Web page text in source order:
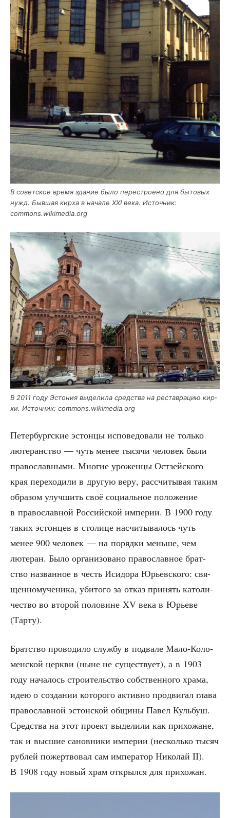
В совет­ское вре­мя зда­ние было пере­стро­е­но для быто­вых
нужд. Быв­шая кир­ха в нача­ле XXI века. Источ­ник:
commons.wikimedia.org
В 2011 году Эсто­ния выде­ли­ла сред­ства на рестав­ра­цию кир­
хи. Источ­ник: commons.wikimedia.org
Петер­бург­ские эстон­цы испо­ве­до­ва­ли не толь­ко
люте­ран­ство — чуть менее тыся­чи чело­век были
пра­во­слав­ны­ми. Мно­гие уро­жен­цы Ост­зей­ско­го
края пере­хо­ди­ли в дру­гую веру, рас­счи­ты­вая таким
обра­зом улуч­шить своё соци­аль­ное поло­же­ние
в пра­во­слав­ной Рос­сий­ской импе­рии. В 1900 году
таких эстон­цев в сто­ли­це насчи­ты­ва­лось чуть
менее 900 чело­век — на поряд­ки мень­ше, чем
люте­ран. Было орга­ни­зо­ва­но пра­во­слав­ное брат­
ство назван­ное в честь Иси­до­ра Юрьев­ско­го: свя­
щен­но­му­че­ни­ка, уби­то­го за отказ при­нять като­ли­
че­ство во вто­рой поло­вине XV века в Юрье­ве
(Тар­ту).
Брат­ство про­во­ди­ло служ­бу в под­ва­ле Мало-Коло­
мен­ской церк­ви (ныне не суще­ству­ет), а в 1903
году нача­лось стро­и­тель­ство соб­ствен­но­го хра­ма,
идею о созда­нии кото­ро­го актив­но про­дви­гал гла­ва
пра­во­слав­ной эстон­ской общи­ны Павел Куль­буш.
Сред­ства на этот про­ект выде­ли­ли как при­хо­жане,
так и выс­шие санов­ни­ки импе­рии (несколь­ко тысяч
руб­лей пожерт­во­вал сам импе­ра­тор Нико­лай II).
В 1908 году новый храм открыл­ся для прихожан.